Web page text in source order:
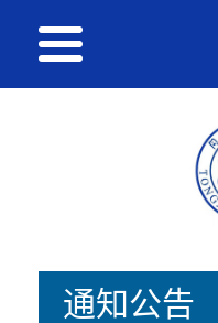
通知公告